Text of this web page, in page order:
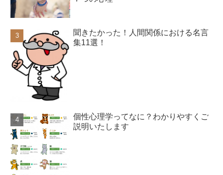
聞きたかった！人間関係における名言
集11選！
個性心理学ってなに？わかりやすくご
説明いたします